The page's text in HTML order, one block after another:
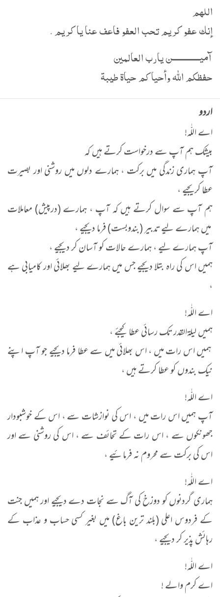
اللهم
إنك عفو كريم تحب العفو فاعف عنا يا كريم .
آميــــــــــــــن يارب العالمين
حفظكم الله وأحياكم حياة طيبة
اردو
اے اللّٰہ!
بیشک ہم آپ سے درخواست کرتے ہیں کہ
آپ ہماری زندگی میں برکت ، ہمارے دلوں میں روشنی اور بصیرت
عطا کریجیے ،
ہم آپ سے سوال کرتے ہیں کہ آپ ، ہمارے (درپیش) معاملات
میں ہمارے لیے تدبیر (بندوبست) فرما دیجیے ،
آپ ہمارے لیے ، ہمارے حالات کو آسان کر دیجیے ،
ہمیں اس کی راہ بتلا دیجیے جس میں ہمارے لیے بھلائی اور کامیابی ہے
،
اے اللّٰہ!
ہمیں لیلۃالقدر تک رسائی عطا کیجئے ،
ہمیں اس رات میں ، اس بھلائی میں سے عطا فرما دیجیے جو آپ اپنے
نیک بندوں کو عطا کرتے ہیں ،
اے اللّٰہ!
آپ ہمیں اس رات میں ، اس کی نوازشات سے ، اس کے خوشبودار
جھونکوں سے ، اس رات کے تحائف سے ، اس کی روشنی سے اور
اس کی برکت سے محروم نہ فرمائیے ،
اے اللّٰہ!
ہماری گردنوں کو دوزخ کی آگ سے نجات دے دیجیے اور ہمیں جنت
کے فردوس اعلی (بلند ترین باغ) میں بغیر کسی حساب و عذاب کے
رہائش پذیر کر دیجیے ،
اے اللّٰہ!
اے کرم والے !